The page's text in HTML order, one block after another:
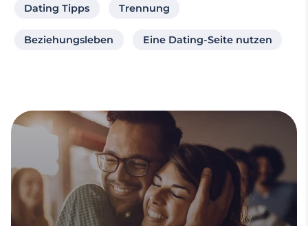
Dating Tipps Trennung
Beziehungsleben Eine Dating-Seite nutzen